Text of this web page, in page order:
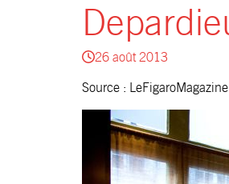
26 août 2013
Source :